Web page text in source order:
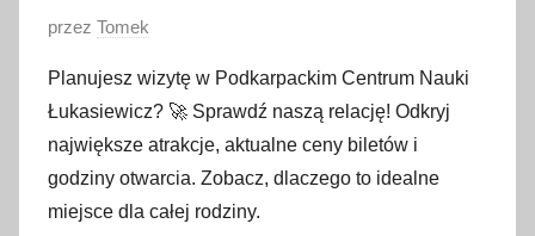
O
u
b
l
i
k
przez Tomek
Planujesz wizytę w Podkarpackim Centrum Nauki
Łukasiewicz? 🚀 Sprawdź naszą relację! Odkryj
największe atrakcje, aktualne ceny biletów i
godziny otwarcia. Zobacz, dlaczego to idealne
miejsce dla całej rodziny.